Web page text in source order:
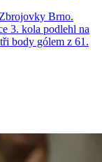
Brno.
3. kola podlehl na
body gólem z 61.